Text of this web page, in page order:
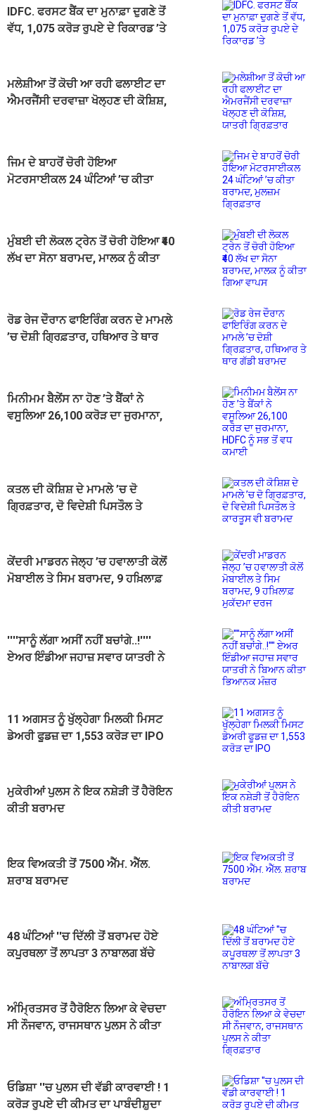
IDFC. ਫਰਸਟ ਬੈਂਕ ਦਾ ਮੁਨਾਫ਼ਾ ਦੁਗਣੇ ਤੋਂ
ਵੱਧ, 1,075 ਕਰੋੜ ਰੁਪਏ ਦੇ ਰਿਕਾਰਡ ’ਤੇ
ਮਲੇਸ਼ੀਆ ਤੋਂ ਕੋਚੀ ਆ ਰਹੀ ਫਲਾਈਟ ਦਾ
ਐਮਰਜੈਂਸੀ ਦਰਵਾਜ਼ਾ ਖੋਲ੍ਹਣ ਦੀ ਕੋਸ਼ਿਸ਼,
ਜਿਮ ਦੇ ਬਾਹਰੋਂ ਚੋਰੀ ਹੋਇਆ
ਮੋਟਰਸਾਈਕਲ 24 ਘੰਟਿਆਂ ’ਚ ਕੀਤਾ
ਮੁੰਬਈ ਦੀ ਲੋਕਲ ਟ੍ਰੇਨ ਤੋਂ ਚੋਰੀ ਹੋਇਆ ₹40
ਲੱਖ ਦਾ ਸੋਨਾ ਬਰਾਮਦ, ਮਾਲਕ ਨੂੰ ਕੀਤਾ
ਰੋਡ ਰੇਜ ਦੌਰਾਨ ਫਾਇਰਿੰਗ ਕਰਨ ਦੇ ਮਾਮਲੇ
’ਚ ਦੋਸ਼ੀ ਗ੍ਰਿਫ਼ਤਾਰ, ਹਥਿਆਰ ਤੇ ਥਾਰ
ਮਿਨੀਮਮ ਬੈਲੇਂਸ ਨਾ ਹੋਣ ’ਤੇ ਬੈਂਕਾਂ ਨੇ
ਵਸੂਲਿਆ 26,100 ਕਰੋੜ ਦਾ ਜੁਰਮਾਨਾ,
ਕਤਲ ਦੀ ਕੋਸ਼ਿਸ਼ ਦੇ ਮਾਮਲੇ ’ਚ ਦੋ
ਗ੍ਰਿਫ਼ਤਾਰ, ਦੋ ਵਿਦੇਸ਼ੀ ਪਿਸਤੌਲ ਤੇ
ਕੇਂਦਰੀ ਮਾਡਰਨ ਜੇਲ੍ਹ ’ਚ ਹਵਾਲਾਤੀ ਕੋਲੋਂ
ਮੋਬਾਈਲ ਤੇ ਸਿਮ ਬਰਾਮਦ, 9 ਹਖ਼ਿਲਾਫ਼
''''ਸਾਨੂੰ ਲੱਗਾ ਅਸੀਂ ਨਹੀਂ ਬਚਾਂਗੇ..!''''
ਏਅਰ ਇੰਡੀਆ ਜਹਾਜ਼ ਸਵਾਰ ਯਾਤਰੀ ਨੇ
11 ਅਗਸਤ ਨੂੰ ਖੁੱਲ੍ਹੇਗਾ ਮਿਲਕੀ ਮਿਸਟ
ਡੇਅਰੀ ਫੂਡਜ਼ ਦਾ 1,553 ਕਰੋੜ ਦਾ IPO
ਮੁਕੇਰੀਆਂ ਪੁਲਸ ਨੇ ਇਕ ਨਸ਼ੇੜੀ ਤੋਂ ਹੈਰੋਇਨ
ਕੀਤੀ ਬਰਾਮਦ
ਇਕ ਵਿਅਕਤੀ ਤੋਂ 7500 ਐੱਮ. ਐੱਲ.
ਸ਼ਰਾਬ ਬਰਾਮਦ
48 ਘੰਟਿਆਂ ''ਚ ਦਿੱਲੀ ਤੋਂ ਬਰਾਮਦ ਹੋਏ
ਕਪੂਰਥਲਾ ਤੋਂ ਲਾਪਤਾ 3 ਨਾਬਾਲਗ ਬੱਚੇ
ਅੰਮ੍ਰਿਤਸਰ ਤੋਂ ਹੈਰੋਇਨ ਲਿਆ ਕੇ ਵੇਚਦਾ
ਸੀ ਨੌਜਵਾਨ, ਰਾਜਸਥਾਨ ਪੁਲਸ ਨੇ ਕੀਤਾ
ਓਡਿਸ਼ਾ ''ਚ ਪੁਲਸ ਦੀ ਵੱਡੀ ਕਾਰਵਾਈ ! 1
ਕਰੋੜ ਰੁਪਏ ਦੀ ਕੀਮਤ ਦਾ ਪਾਬੰਦੀਸ਼ੁਦਾ